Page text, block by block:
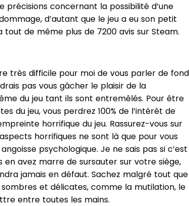
précisions concernant la possibilité d’une
d’autant que le jeu a eu son petit
tout de même plus de 7200 avis sur Steam.
très difficile pour moi de vous parler de fond
pas vous gâcher le plaisir de la
du jeu tant ils sont entremêlés. Pour être
du jeu, vous perdrez 100% de l’intérêt de
horrifique du jeu. Rassurez-vous sur
horrifiques ne sont là que pour vous
psychologique. Je ne sais pas si c’est
en avez marre de sursauter sur votre siège,
jamais en défaut. Sachez malgré tout que
et délicates, comme la mutilation, le
entre toutes les mains.